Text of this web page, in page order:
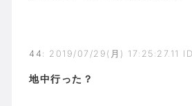
44 : 2019/07/29(月) 17:25:27.11
地中行った？